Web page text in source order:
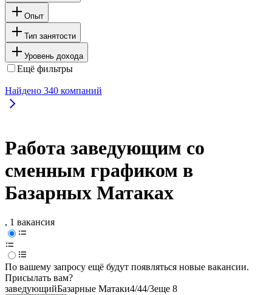
Опыт
Тип занятости
Уровень дохода
Ещё фильтры
Найдено 340 компаний
Работа заведующим со
сменным графиком в
Базарных Матаках
, 1 вакансия
По вашему запросу ещё будут появляться новые вакансии.
Присылать вам?
заведующийБазарные Матаки4/44/3еще 8